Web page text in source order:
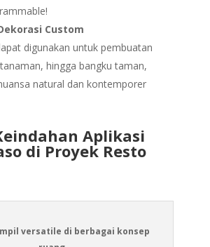
Custom
digunakan untuk pembuatan
hingga bangku taman,
natural dan kontemporer
Aplikasi
di Proyek Resto
versatile di berbagai konsep